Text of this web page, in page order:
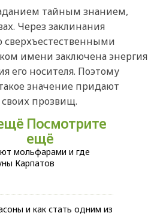
тайным знанием,
Через заклинания
сверхъестественными
имени заключена энергия
его носителя. Поэтому
значение придают
прозвищ.
Посмотрите
ещё
мольфарами и где
Карпатов
и как стать одним из